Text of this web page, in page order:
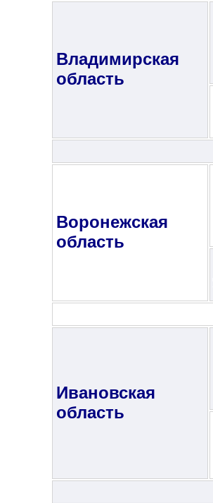
Владимирская
область
Воронежская
область
Ивановская
область